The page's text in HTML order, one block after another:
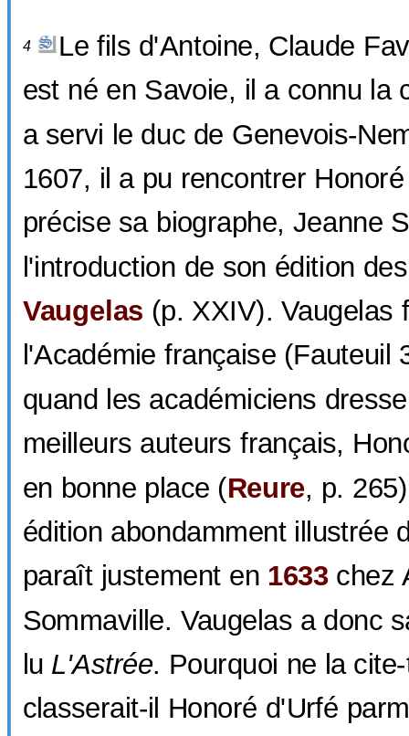
4 Le fils d'Antoine, Claude
est né en Savoie, il a connu la
a servi le duc de Genevois-
1607, il a pu rencontrer
précise sa biographe, Jeanne
l'introduction de son édition
Vaugelas (p. XXIV). Vaugelas
l'Académie française (Fauteuil
quand les académiciens
meilleurs auteurs français,
en bonne place (Reure, p.
édition abondamment illustrée
paraît justement en 1633chez
Sommaville. Vaugelas a donc
lu L'Astrée. Pourquoi ne la
classerait-il Honoré d'Urfé